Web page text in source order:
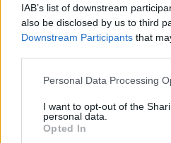
IAB’s list of downstream
also be disclosed by us to third
Downstream Participants that
Please note that this website/
not limited to your visit or usage
grant or deny consent to Google
use your data for below
Personal Data Processing
I want to opt-out of the
personal data.
Opted In
Betegségek A-Z
Tünet
Vizsgálat
Kezelés